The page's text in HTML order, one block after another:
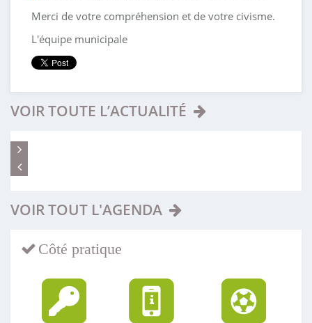
Merci de votre compréhension et de votre civisme.
L'équipe municipale
VOIR TOUTE L’ACTUALITÉ
VOIR TOUT L'AGENDA
Côté pratique